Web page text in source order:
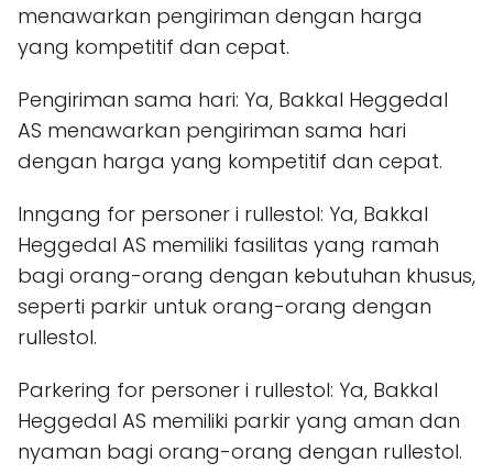
menawarkan pengiriman dengan harga
yang kompetitif dan cepat.
Pengiriman sama hari: Ya, Bakkal Heggedal
AS menawarkan pengiriman sama hari
dengan harga yang kompetitif dan cepat.
Inngang for personer i rullestol: Ya, Bakkal
Heggedal AS memiliki fasilitas yang ramah
bagi orang-orang dengan kebutuhan khusus,
seperti parkir untuk orang-orang dengan
rullestol.
Parkering for personer i rullestol: Ya, Bakkal
Heggedal AS memiliki parkir yang aman dan
nyaman bagi orang-orang dengan rullestol.